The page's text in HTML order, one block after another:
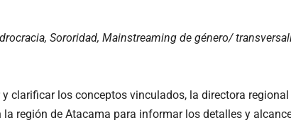
Sororidad, Mainstreaming de género/
clarificar los conceptos vinculados, la directora
región de Atacama para informar los detalles y